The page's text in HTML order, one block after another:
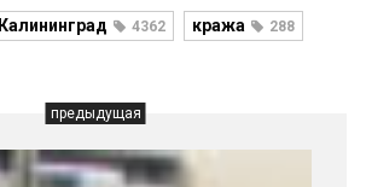
Калининград 4362 кража 288
предыдущая